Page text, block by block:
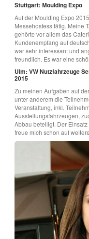
Stuttgart: Moulding Expo
Auf der Moulding Expo
Messehostess tätig. Meine
gehörte vor allem das
Kundenempfang auf
war sehr interessant und
freundlich. Es war eine
Ulm: VW Nutzfahrzeuge
2015
Zu meinen Aufgaben auf
unter anderem die
Veranstaltung, inkl.
Ausstellungsfahrzeugen,
Abbau beteiligt. Der
freue mich schon auf